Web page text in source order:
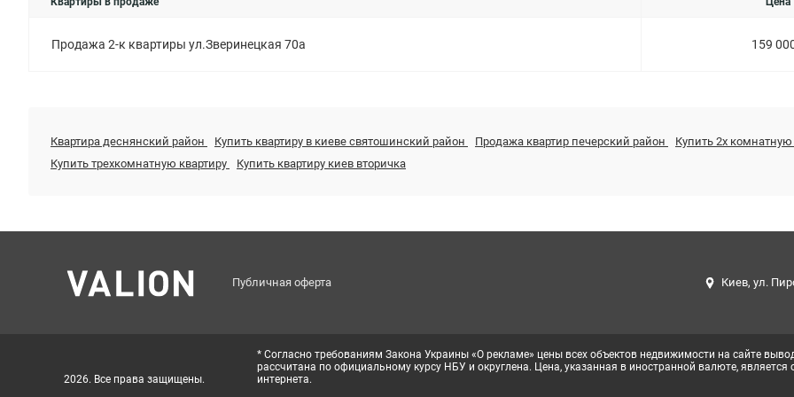
Продажа 2-к квартиры ул.Зверинецкая 70а 159
Квартира деснянский район Купить квартиру в киеве святошинский район Продажа квартир печерский район
Купить 2х комнатную
Купить трехкомнатную квартиру
Купить квартиру киев вторичка
Публичная оферта Киев, ул.
2026. Все права защищены.
* Согласно требованиям Закона Украины «О рекламе» цены всех объектов недвижимости на сайте
рассчитана по официальному курсу НБУ и округлена. Цена, указанная в иностранной валюте, является
интернета.